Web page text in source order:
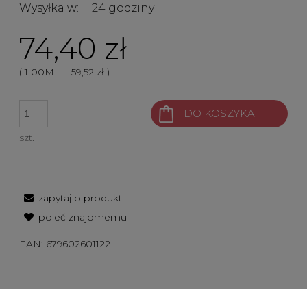
Wysyłka w:
24 godziny
74,40 zł
( 1 00ML = 59,52 zł )
szt.
DO KOSZYKA
zapytaj o produkt
poleć znajomemu
EAN: 679602601122